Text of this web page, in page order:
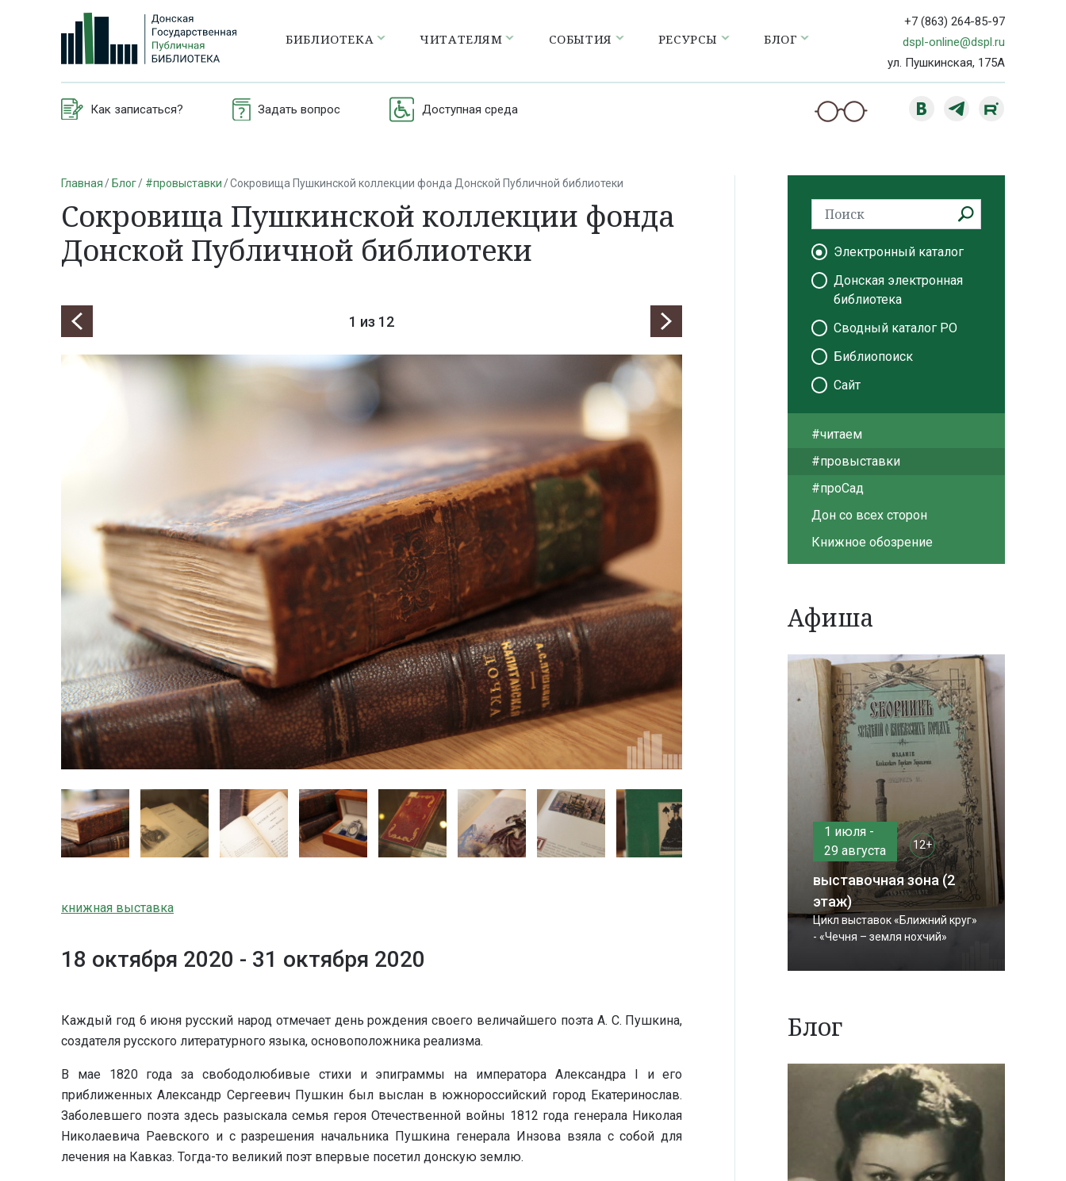
БИБЛИОТЕКА ЧИТАТЕЛЯМ СОБЫТИЯ РЕСУРСЫ БЛОГ
+7 (863) 264-85-97
dspl-online@dspl.ru
ул. Пушкинская, 175А
Как записаться? Задать вопрос Доступная среда
Главная Блог #провыставки Сокровища Пушкинской коллекции фонда Донской Публичной библиотеки
Сокровища Пушкинской коллекции фонда
Донской Публичной библиотеки
1 из 12
книжная выставка
18 октября 2020 - 31 октября 2020
Каждый год 6 июня русский народ отмечает день рождения своего величайшего поэта А. С. Пушкина,
создателя русского литературного языка, основоположника реализма.
В мае 1820 года за свободолюбивые стихи и эпиграммы на императора Александра I и его
приближенных Александр Сергеевич Пушкин был выслан в южнороссийский город Екатеринослав.
Заболевшего поэта здесь разыскала семья героя Отечественной войны 1812 года генерала Николая
Николаевича Раевского и с разрешения начальника Пушкина генерала Инзова взяла с собой для
лечения на Кавказ. Тогда-то великий поэт впервые посетил донскую землю.
Электронный каталог
Донская электронная
библиотека
Сводный каталог РО
Библиопоиск
Сайт
#читаем
#провыставки
#проСад
Дон со всех сторон
Книжное обозрение
Афиша
1 июля -
29 августа
12+
выставочная зона (2
этаж)
Цикл выставок «Ближний круг»
- «Чечня – земля нохчий»
Блог